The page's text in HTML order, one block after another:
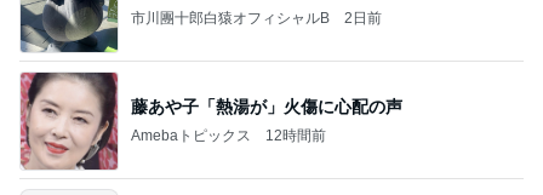
市川團十郎白猿オフィシャルB 2日前
藤あや子「熱湯が」火傷に心配の声
Amebaトピックス 12時間前